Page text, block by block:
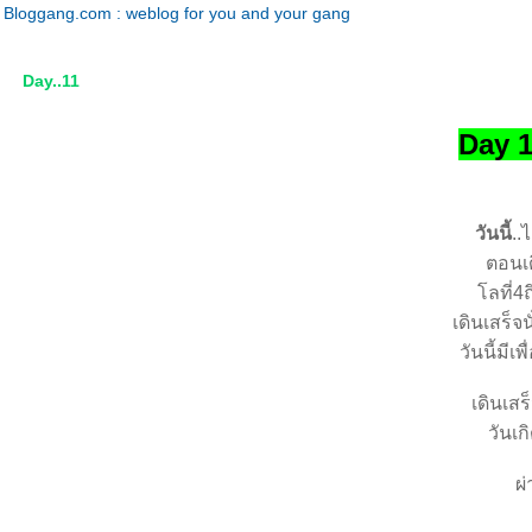
Bloggang.com : weblog for you and your gang
Day..11
Day
วันนี้..
ตอน
ลที่4ถึ
เดินเสร็
วันนี้มีเ
เดินเ
วันเ
ผ่